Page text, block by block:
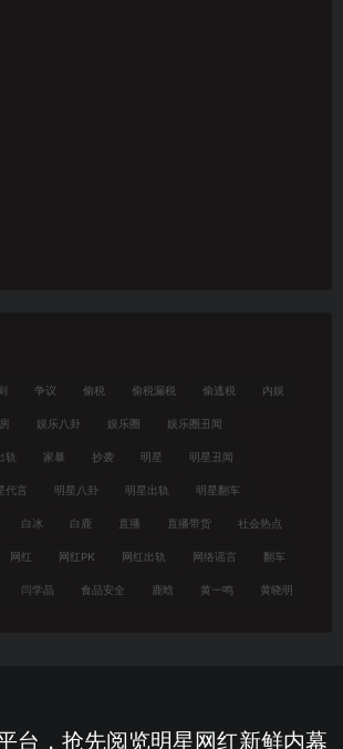
争议 偷税 偷税漏税 偷逃税 内娱
娱乐八卦 娱乐圈 娱乐圈丑闻
轨 家暴 抄袭 明星 明星丑闻
代言 明星八卦 明星出轨 明星翻车
白冰 白鹿 直播 直播带货 社会热点
网红 网红PK 网红出轨 网络谣言 翻车
闫学晶 食品安全 鹿晗 黄一鸣 黄晓明
台，抢先阅览明星网红新鲜内幕